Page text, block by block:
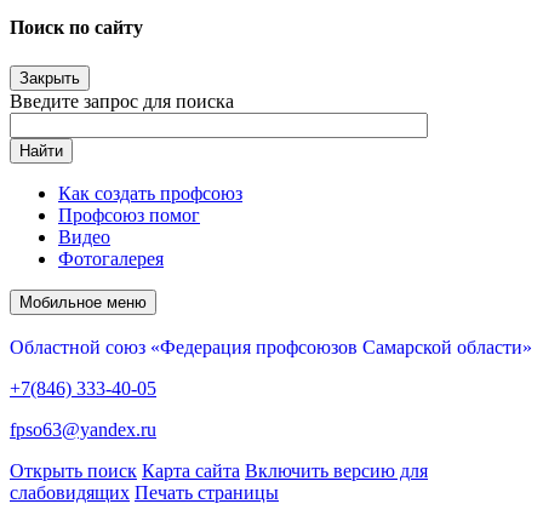
Поиск по сайту
Закрыть
Введите запрос для поиска
Найти
Как создать профсоюз
Профсоюз помог
Видео
Фотогалерея
Мобильное меню
Областной союз «Федерация профсоюзов Самарской области»
+7(846) 333-40-05
fpso63@yandex.ru
Открыть поиск Карта сайта Включить версию для
слабовидящих Печать страницы